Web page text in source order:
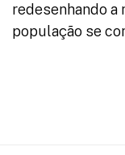
redesenhando a
população se